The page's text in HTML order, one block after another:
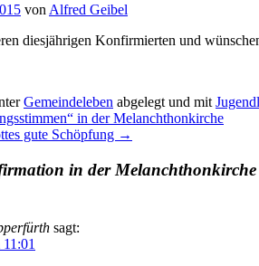
von Alfred Geibel
diesjährigen Konfirmierten und
Gemeindeleben abgelegt und mit
in der Melanchthonkirche
gute Schöpfung →
in der Melanchthonkirche
sagt: